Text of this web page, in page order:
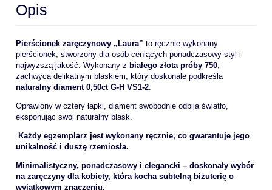
Opis
Pierścionek zaręczynowy „Laura” to ręcznie wykonany
pierścionek, stworzony dla osób ceniących ponadczasowy styl i
najwyższą jakość. Wykonany z białego złota próby 750
zachwyca delikatnym blaskiem, który doskonale podkreśla
naturalny diament 0,50ct G-H VS1-2
Oprawiony w cztery łapki, diament swobodnie odbija światło,
eksponując swój naturalny blask.
Każdy egzemplarz jest wykonany ręcznie, co gwarantuje jego
unikalność i duszę rzemiosła.
Minimalistyczny, ponadczasowy i elegancki – doskonały wybór
na zaręczyny dla kobiety, która kocha subtelną biżuterię o
wyjątkowym znaczeniu.